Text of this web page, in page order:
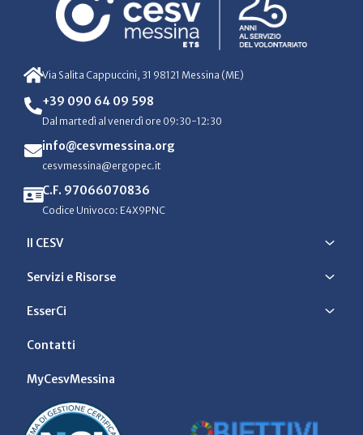
Via Salita Cappuccini, 31 98121 Messina (ME)
+39 090 64 09 598
Dal martedì al venerdì ore 09:30-12:30
info@cesvmessina.org
cesvmessina@ergopec.it
C.F. 97066070836
Codice Univoco: E4X9PNC
Il CESV
Servizi e Risorse
EsserCi
Contatti
MyCesvMessina